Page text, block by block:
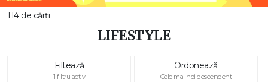
114 de cărți
LIFESTYLE
Filtează
1 filtru activ
Ordonează
Cele mai noi descendent